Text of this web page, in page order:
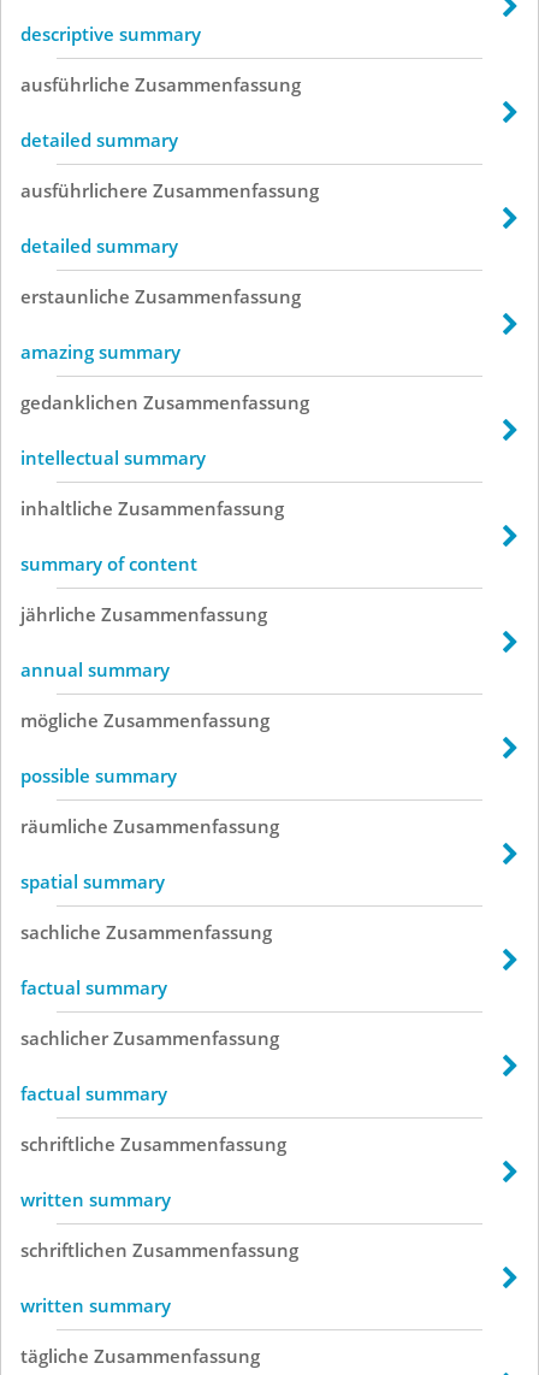
descriptive summary
ausführliche Zusammenfassung
detailed summary
ausführlichere Zusammenfassung
detailed summary
erstaunliche Zusammenfassung
amazing summary
gedanklichen Zusammenfassung
intellectual summary
inhaltliche Zusammenfassung
summary of content
jährliche Zusammenfassung
annual summary
mögliche Zusammenfassung
possible summary
räumliche Zusammenfassung
spatial summary
sachliche Zusammenfassung
factual summary
sachlicher Zusammenfassung
factual summary
schriftliche Zusammenfassung
written summary
schriftlichen Zusammenfassung
written summary
tägliche Zusammenfassung